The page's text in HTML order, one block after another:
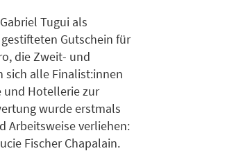
Tugui als
Gutschein für
die Zweit- und
sich alle Finalist:innen
und Hotellerie zur
wurde erstmals
Arbeitsweise verliehen:
Fischer Chapalain.